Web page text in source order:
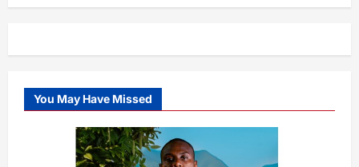
You May Have Missed